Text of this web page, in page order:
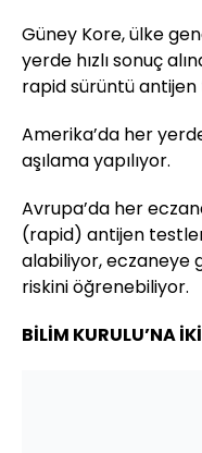
Güney Kore, ülke
yerde hızlı sonuç
rapid sürüntü antijen
Amerika’da her
aşılama yapılıyor.
Avrupa’da her
(rapid) antijen
alabiliyor, eczaneye
riskini öğrenebiliyor.
BİLİM KURULU’NA